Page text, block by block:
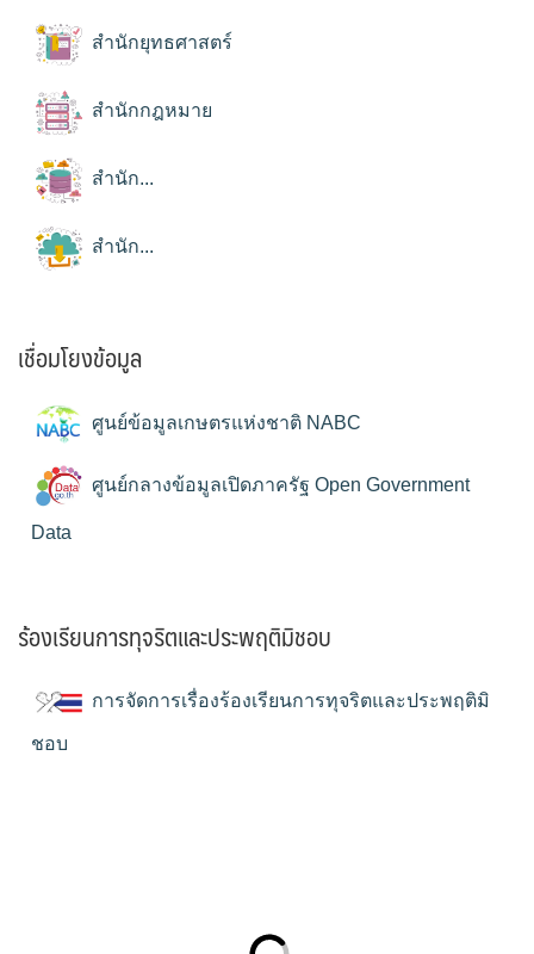
สำนักยุทธศาสตร์
สำนักกฎหมาย
สำนัก...
สำนัก...
เชื่อมโยงข้อมูล
ศูนย์ข้อมูลเกษตรแห่งชาติ NABC
ศูนย์กลางข้อมูลเปิดภาครัฐ Open Government
Data
ร้องเรียนการทุจริตและประพฤติมิชอบ
การจัดการเรื่องร้องเรียนการทุจริตและประพฤติมิ
ชอบ